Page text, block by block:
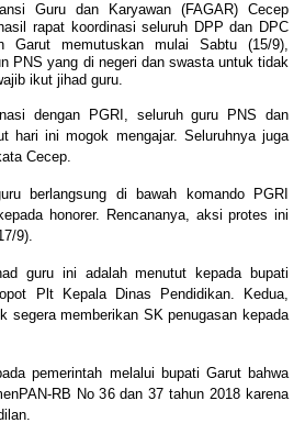
Guru dan Karyawan (FAGAR) Cecep
rapat koordinasi seluruh DPP dan DPC
Garut memutuskan mulai Sabtu (15/9),
PNS yang di negeri dan swasta untuk tidak
ikut jihad guru.
dengan PGRI, seluruh guru PNS dan
hari ini mogok mengajar. Seluruhnya juga
Cecep.
berlangsung di bawah komando PGRI
honorer. Rencananya, aksi protes ini
9).
guru ini adalah menutut kepada bupati
Plt Kepala Dinas Pendidikan. Kedua,
segera memberikan SK penugasan kepada
pemerintah melalui bupati Garut bahwa
RB No 36 dan 37 tahun 2018 karena